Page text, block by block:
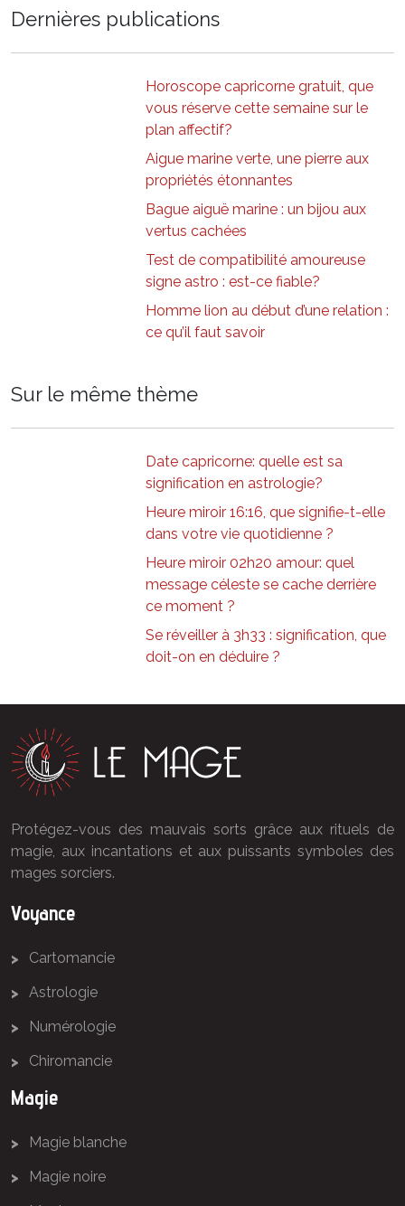
Dernières publications
Horoscope capricorne gratuit, que
vous réserve cette semaine sur le
plan affectif?
Aigue marine verte, une pierre aux
propriétés étonnantes
Bague aiguë marine : un bijou aux
vertus cachées
Test de compatibilité amoureuse
signe astro : est-ce fiable?
Homme lion au début d’une relation :
ce qu’il faut savoir
Sur le même thème
Date capricorne: quelle est sa
signification en astrologie?
Heure miroir 16:16, que signifie-t-elle
dans votre vie quotidienne ?
Heure miroir 02h20 amour: quel
message céleste se cache derrière
ce moment ?
Se réveiller à 3h33 : signification, que
doit-on en déduire ?
Protégez-vous des mauvais sorts grâce aux rituels de
magie, aux incantations et aux puissants symboles des
mages sorciers.
Voyance
Cartomancie
Astrologie
Numérologie
Chiromancie
Magie
Magie blanche
Magie noire